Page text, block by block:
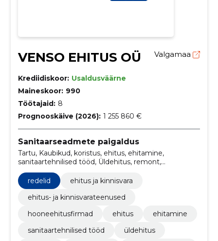
VENSO EHITUS OÜ Valgamaa
Krediidiskoor: Usaldusväärne
Maineskoor: 990
Töötajaid: 8
Prognooskäive (2026): 1 255 860 €
Sanitaarseadmete paigaldus
Tartu, Kaubikud, koristus, ehitus, ehitamine,
sanitaartehnilised tööd, Üldehitus, remont,
lisatarvikud, kinnitusvahendid
redelid
ehitus ja kinnisvara
ehitus- ja kinnisvarateenused
hooneehitusfirmad
ehitus
ehitamine
sanitaartehnilised tööd
üldehitus